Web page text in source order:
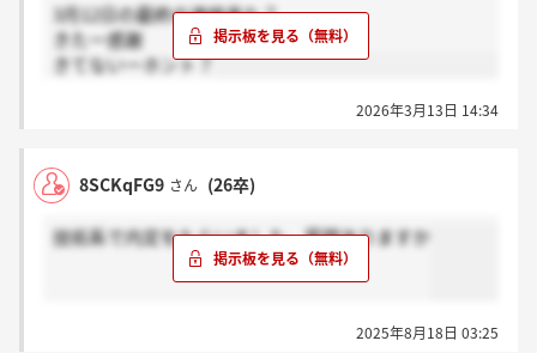
3月12日の最終の連絡来た？
きたー感謝
きてないーホント？
2026年3月13日 14:34
8SCKqFG9 さん (26卒)
技術系で内定をもらいました。質問ありますか
2025年8月18日 03:25